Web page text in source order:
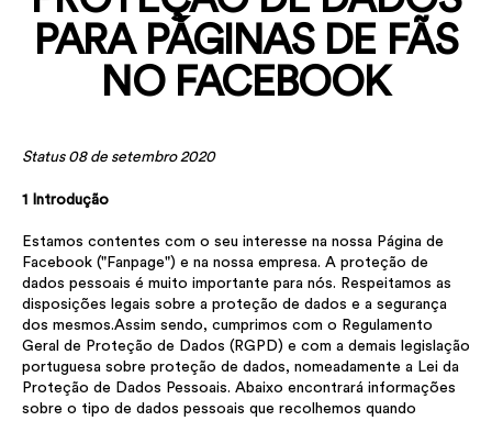
PARA PÁGINAS DE FÃS
NO FACEBOOK
Status 08 de setembro 2020
1 Introdução
Estamos contentes com o seu interesse na nossa Página de
Facebook ("Fanpage") e na nossa empresa. A proteção de
dados pessoais é muito importante para nós. Respeitamos as
disposições legais sobre a proteção de dados e a segurança
dos mesmos.Assim sendo, cumprimos com o Regulamento
Geral de Proteção de Dados (RGPD) e com a demais legislação
portuguesa sobre proteção de dados, nomeadamente a Lei da
Proteção de Dados Pessoais. Abaixo encontrará informações
sobre o tipo de dados pessoais que recolhemos quando